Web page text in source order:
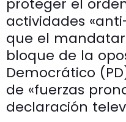
proteger el
actividades
que el
bloque de la
Democrático
de «fuerzas
declaración